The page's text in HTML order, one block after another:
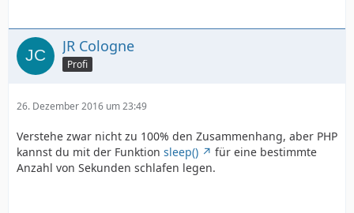
JR Cologne
Profi
26. Dezember 2016 um 23:49
Verstehe zwar nicht zu 100% den Zusammenhang, aber PHP
kannst du mit der Funktion sleep()
für eine bestimmte
Anzahl von Sekunden schlafen legen.